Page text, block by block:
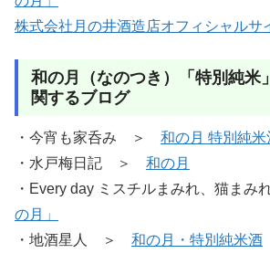
株式会社月の井酒造店オフィシャルサ
和の月（なのつき）「特別純米
関するブログ
・今宵も家呑み ＞ 和の月 特別純米
・水戸梅日記 ＞ 和の月
・Every day ミスチルまみれ、猫ま
の月」
・地酒星人 ＞ 和の月・特別純米酒